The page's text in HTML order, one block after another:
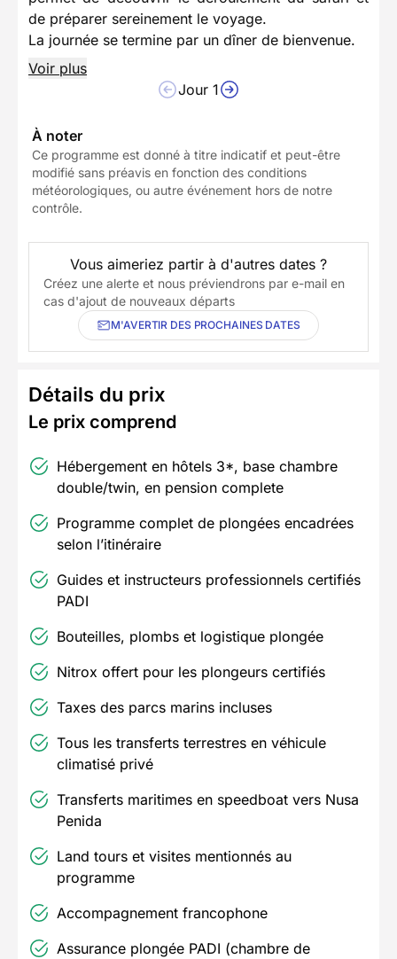
de préparer sereinement le voyage.
La journée se termine par un dîner de bienvenue.
Voir plus
Jour 1
À noter
Ce programme est donné à titre indicatif et peut-être
modifié sans préavis en fonction des conditions
météorologiques, ou autre événement hors de notre
contrôle.
Vous aimeriez partir à d'autres dates ?
Créez une alerte et nous préviendrons par e-mail en
cas d'ajout de nouveaux départs
M'AVERTIR DES PROCHAINES DATES
Détails du prix
Le prix comprend
Hébergement en hôtels 3*, base chambre
double/twin, en pension complete
Programme complet de plongées encadrées
selon l’itinéraire
Guides et instructeurs professionnels certifiés
PADI
Bouteilles, plombs et logistique plongée
Nitrox offert pour les plongeurs certifiés
Taxes des parcs marins incluses
Tous les transferts terrestres en véhicule
climatisé privé
Transferts maritimes en speedboat vers Nusa
Penida
Land tours et visites mentionnés au
programme
Accompagnement francophone
Assurance plongée PADI (chambre de